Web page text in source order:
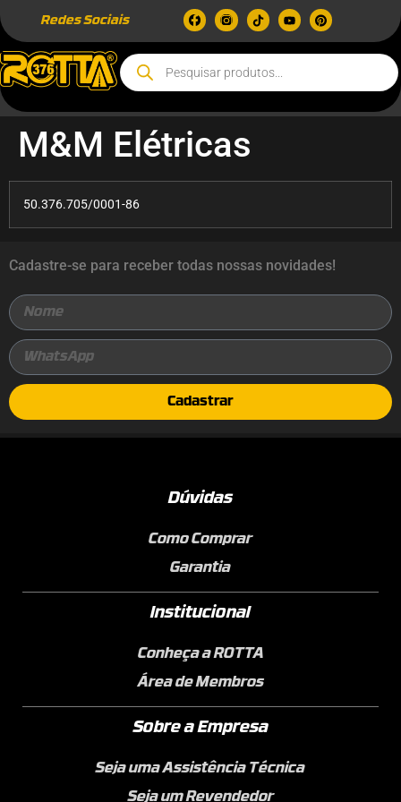
Redes Sociais
M&M Elétricas
50.376.705/0001-86
Cadastre-se para receber todas nossas novidades!
Cadastrar
Dúvidas
Como Comprar
Garantia
Institucional
Conheça a ROTTA
Área de Membros
Sobre a Empresa
Seja uma Assistência Técnica
Seja um Revendedor